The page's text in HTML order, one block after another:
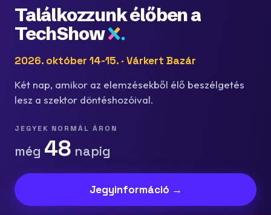
Találkozzunk élőben a
TechShow
2026. október 14-15. · Várkert Bazár
Két nap, amikor az elemzésekből élő beszélgetés
lesz a szektor döntéshozóival.
JEGYEK NORMÁL ÁRON
még 48 napig
Jegyinformáció →